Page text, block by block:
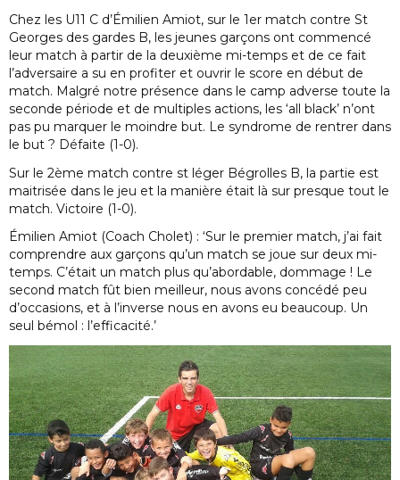
Chez les U11 C d’Émilien Amiot, sur le 1er match contre St
Georges des gardes B, les jeunes garçons ont commencé
leur match à partir de la deuxième mi-temps et de ce fait
l’adversaire a su en profiter et ouvrir le score en début de
match. Malgré notre présence dans le camp adverse toute la
seconde période et de multiples actions, les ‘all black’ n’ont
pas pu marquer le moindre but. Le syndrome de rentrer dans
le but ? Défaite (1-0).
Sur le 2ème match contre st léger Bégrolles B, la partie est
maitrisée dans le jeu et la manière était là sur presque tout le
match. Victoire (1-0).
Émilien Amiot (Coach Cholet) : ‘Sur le premier match, j’ai fait
comprendre aux garçons qu’un match se joue sur deux mi-
temps. C’était un match plus qu’abordable, dommage ! Le
second match fût bien meilleur, nous avons concédé peu
d’occasions, et à l’inverse nous en avons eu beaucoup. Un
seul bémol : l’efficacité.’